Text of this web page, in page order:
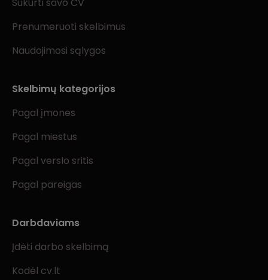
Prenumeruoti skelbimus
Naudojimosi sąlygos
Skelbimų kategorijos
Pagal įmones
Pagal miestus
Pagal verslo sritis
Pagal pareigas
Darbdaviams
Įdėti darbo skelbimą
Kodėl cv.lt